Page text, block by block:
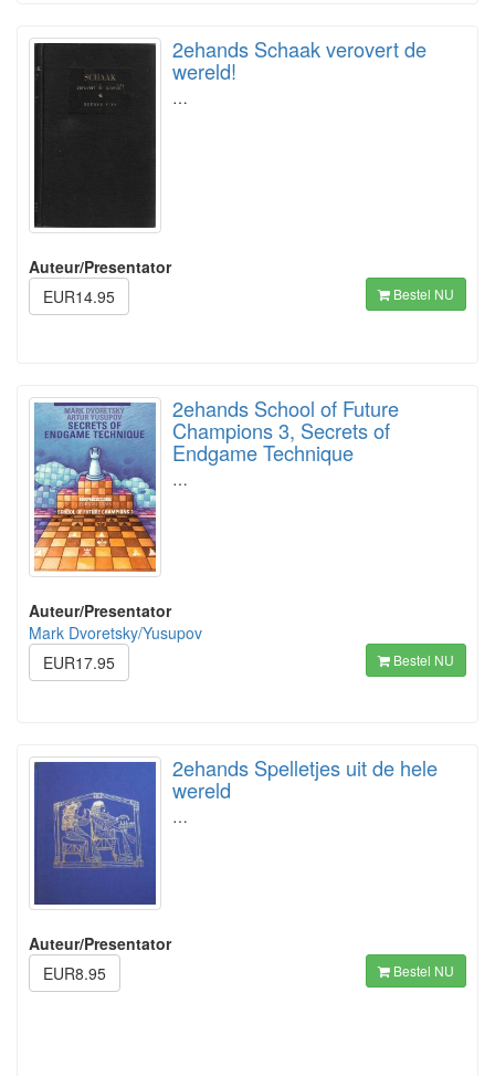
2ehands Schaak verovert de
wereld!
…
Auteur/Presentator
EUR14.95
Bestel NU
2ehands School of Future
Champions 3, Secrets of
Endgame Technique
…
Auteur/Presentator
Mark Dvoretsky/Yusupov
EUR17.95
Bestel NU
2ehands Spelletjes uit de hele
wereld
…
Auteur/Presentator
EUR8.95
Bestel NU